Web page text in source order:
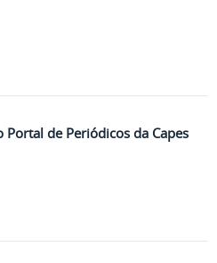
de Periódicos da Capes